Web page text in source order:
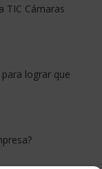
TIC Cámaras
lograr que